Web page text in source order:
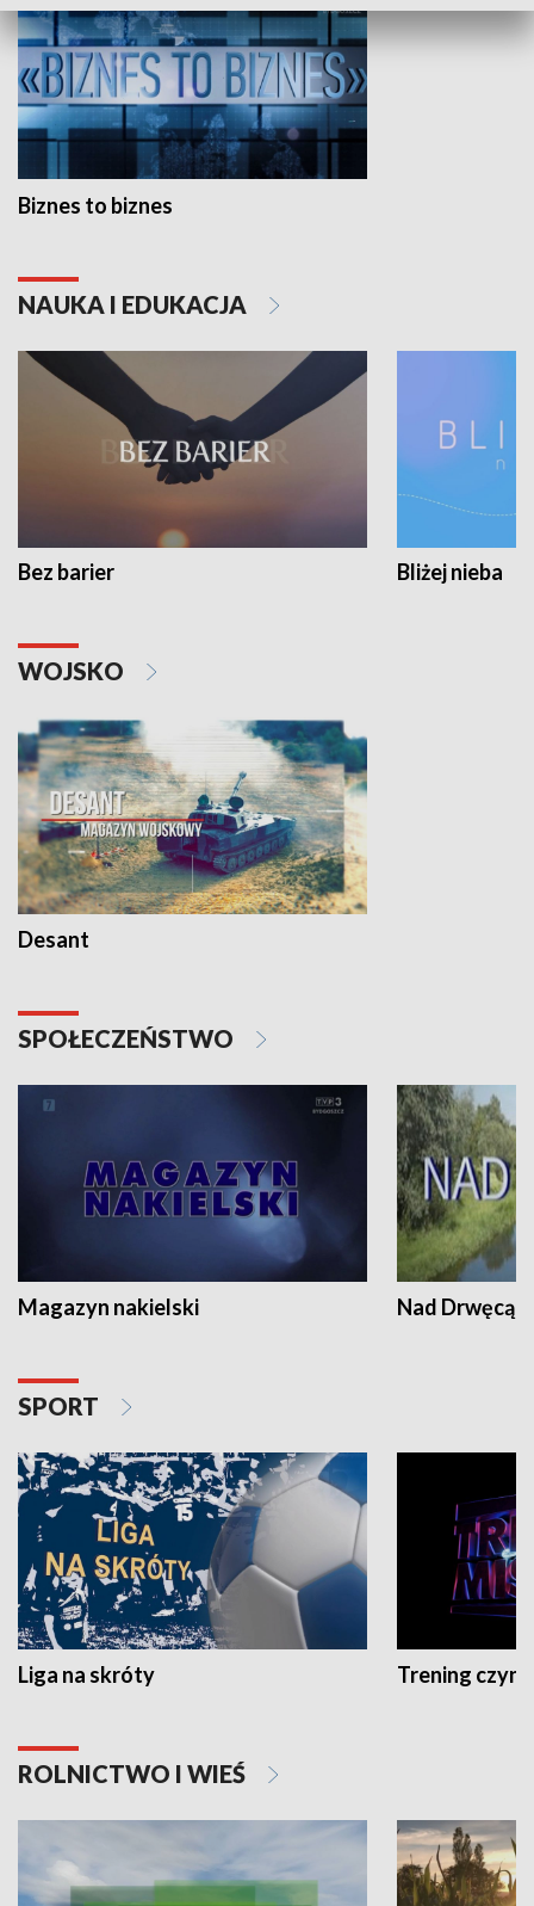
Biznes to biznes
NAUKA I EDUKACJA
Bez barier Bliżej nieba
WOJSKO
Desant
SPOŁECZEŃSTWO
Magazyn nakielski Nad Drwęcą
SPORT
Liga na skróty Trening czyni
ROLNICTWO I WIEŚ